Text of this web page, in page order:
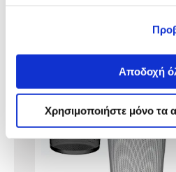
Αποδοχή
Χρησιμοποιήστε μόνο τα
Συγκεντρώσαμε τα
προϊόντα της
παρουσιάζουμε.